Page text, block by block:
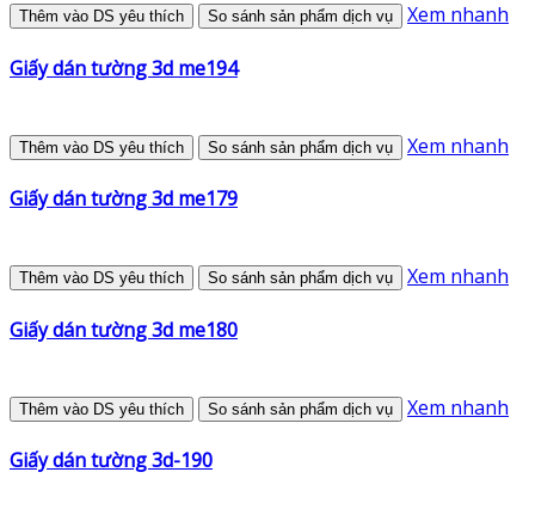
Thêm vào DS yêu thích So sánh sản phẩm dịch vụ Xem nhanh
Giấy dán tường 3d me194
Thêm vào DS yêu thích So sánh sản phẩm dịch vụ Xem nhanh
Giấy dán tường 3d me179
Thêm vào DS yêu thích So sánh sản phẩm dịch vụ Xem nhanh
Giấy dán tường 3d me180
Thêm vào DS yêu thích So sánh sản phẩm dịch vụ Xem nhanh
Giấy dán tường 3d-190